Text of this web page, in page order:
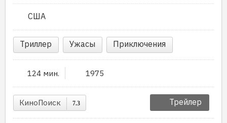
США
Триллер Ужасы Приключения
124 мин. 1975
КиноПоиск 7.3 Трейлер